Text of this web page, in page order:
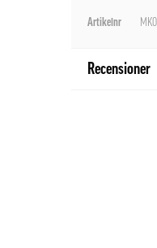
Artikelnr
Recensioner